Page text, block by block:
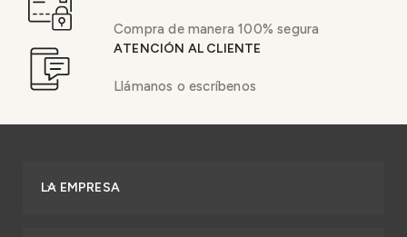
Compra de manera 100% segura
ATENCIÓN AL CLIENTE
Llámanos o escríbenos
LA EMPRESA